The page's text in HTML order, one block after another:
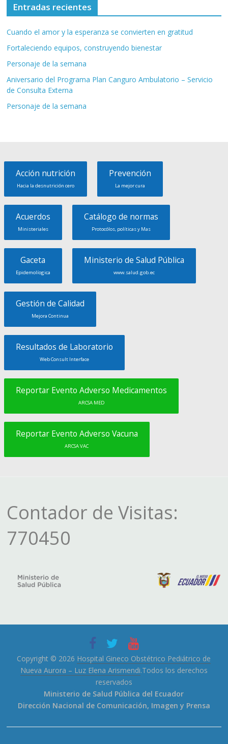
Entradas recientes
Cuando el amor y la esperanza se convierten en gratitud
Fortaleciendo equipos, construyendo bienestar
Personaje de la semana
Aniversario del Programa Plan Canguro Ambulatorio – Servicio
de Consulta Externa
Personaje de la semana
Acción nutrición
Hacia la desnutrición cero
Prevención
La mejor cura
Acuerdos
Ministeriales
Catálogo de normas
Protocólos, políticas y Mas
Gaceta
Epidemolíogica
Ministerio de Salud Pública
www.salud.gob.ec
Gestión de Calidad
Mejora Continua
Resultados de Laboratorio
Web Consult Interface
Reportar Evento Adverso Medicamentos
ARCSA MED
Reportar Evento Adverso Vacuna
ARCSA VAC
Contador de Visitas:
770450
Copyright © 2026 Hospital Gineco Obstétrico Pediátrico de
Nueva Aurora – Luz Elena Arismendi.Todos los derechos
reservados
Ministerio de Salud Pública del Ecuador
Dirección Nacional de Comunicación, Imagen y Prensa